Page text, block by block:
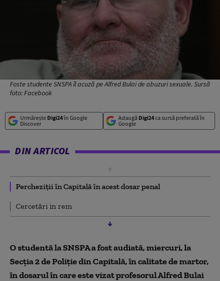
Foste studente SNSPA îl acuză pe Alfred Bulai de abuzuri sexuale. Sursă
foto: Facebook
Urmărește Digi24în Google
Discover
Adaugă Digi24ca sursă preferată în
Google
DIN ARTICOL
Percheziții în Capitală în acest dosar penal
Cercetări in rem
O studentă la SNSPA a fost audiată, miercuri, la
Secţia 2 de Poliţie din Capitală, în calitate de martor,
în dosarul în care este vizat profesorul Alfred Bulai